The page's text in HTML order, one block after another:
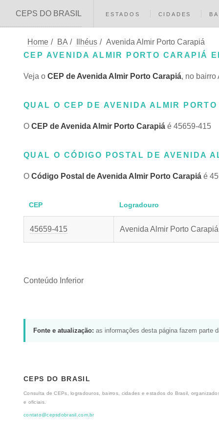
CEPS DO BRASIL ESTADOS CIDADES
Home / BA / Ilhéus / Avenida Almir Porto Carapiá
CEP AVENIDA ALMIR PORTO CARAPIÁ
Veja o CEP de Avenida Almir Porto Carapiá, no bairro
QUAL O CEP DE AVENIDA ALMIR
O CEP de Avenida Almir Porto Carapiá é 45659-415
QUAL O CÓDIGO POSTAL DE AVENIDA
O Código Postal de Avenida Almir Porto Carapiá é
CEP Logradouro
45659-415 Avenida Almir Porto Carapiá
Conteúdo Inferior
Fonte e atualização: as informações desta página fazem parte
CEPS DO BRASIL
Consulta de CEPs, logradouros, bairros, cidades e estados do Brasil,
e oficiais.
contato@cepsdobrasil.com.br